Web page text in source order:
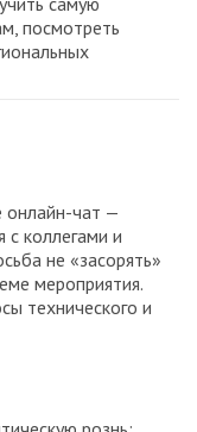
посмотреть
онлайн-чат —
с коллегами и
не «засорять»
мероприятия.
технического и